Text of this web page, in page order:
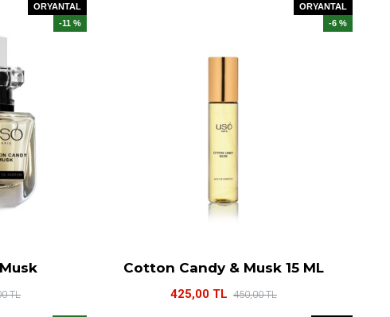
ORYANTAL
-11 %
TL
ORYANTAL
-6 %
Cotton Candy & Musk 15 ML
425,00 TL 450,00 TL